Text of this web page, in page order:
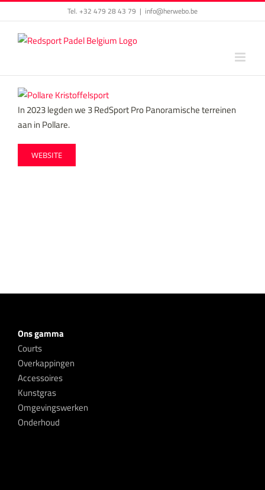
to
content
Tel. +32 479 28 43 79 | info@herwebo.be
View
Larger
Image
In 2023 legden we 3 RedSport Pro Panoramische terreinen
aan in Pollare.
WEBSITE
Ons gamma
Courts
Overkappingen
Accessoires
Kunstgras
Omgevingswerken
Onderhoud